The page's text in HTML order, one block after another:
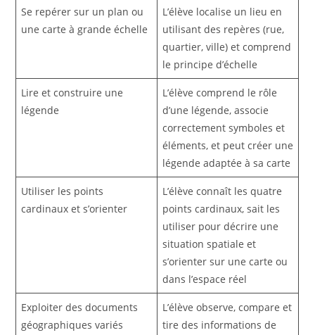
Se repérer sur un plan ou
une carte à grande échelle
L’élève localise un lieu en
utilisant des repères (rue,
quartier, ville) et comprend
le principe d’échelle
Lire et construire une
légende
L’élève comprend le rôle
d’une légende, associe
correctement symboles et
éléments, et peut créer une
légende adaptée à sa carte
Utiliser les points
cardinaux et s’orienter
L’élève connaît les quatre
points cardinaux, sait les
utiliser pour décrire une
situation spatiale et
s’orienter sur une carte ou
dans l’espace réel
Exploiter des documents
géographiques variés
L’élève observe, compare et
tire des informations de